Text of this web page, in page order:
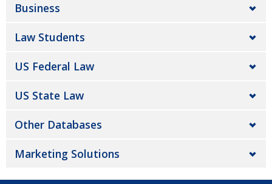
Business
Law Students
US Federal Law
US State Law
Other Databases
Marketing Solutions